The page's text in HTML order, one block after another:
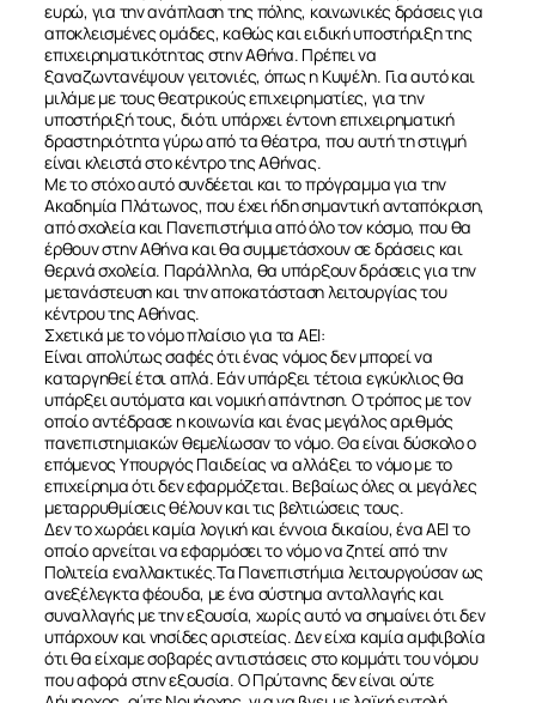
ευρώ, για την ανάπλαση της πόλης, κοινωνικές δράσεις για
αποκλεισμένες ομάδες, καθώς και ειδική υποστήριξη της
επιχειρηματικότητας στην Αθήνα. Πρέπει να
ξαναζωντανέψουν γειτονιές, όπως η Κυψέλη. Για αυτό και
μιλάμε με τους θεατρικούς επιχειρηματίες, για την
υποστήριξή τους, διότι υπάρχει έντονη επιχειρηματική
δραστηριότητα γύρω από τα θέατρα, που αυτή τη στιγμή
είναι κλειστά στο κέντρο της Αθήνας.
Με το στόχο αυτό συνδέεται και το πρόγραμμα για την
Ακαδημία Πλάτωνος, που έχει ήδη σημαντική ανταπόκριση,
από σχολεία και Πανεπιστήμια από όλο τον κόσμο, που θα
έρθουν στην Αθήνα και θα συμμετάσχουν σε δράσεις και
θερινά σχολεία. Παράλληλα, θα υπάρξουν δράσεις για την
μετανάστευση και την αποκατάσταση λειτουργίας του
κέντρου της Αθήνας.
Σχετικά με το νόμο πλαίσιο για τα ΑΕΙ:
Είναι απολύτως σαφές ότι ένας νόμος δεν μπορεί να
καταργηθεί έτσι απλά. Εάν υπάρξει τέτοια εγκύκλιος θα
υπάρξει αυτόματα και νομική απάντηση. Ο τρόπος με τον
οποίο αντέδρασε η κοινωνία και ένας μεγάλος αριθμός
πανεπιστημιακών θεμελίωσαν το νόμο. Θα είναι δύσκολο ο
επόμενος Υπουργός Παιδείας να αλλάξει το νόμο με το
επιχείρημα ότι δεν εφαρμόζεται. Βεβαίως όλες οι μεγάλες
μεταρρυθμίσεις θέλουν και τις βελτιώσεις τους.
Δεν το χωράει καμία λογική και έννοια δικαίου, ένα ΑΕΙ το
οποίο αρνείται να εφαρμόσει το νόμο να ζητεί από την
Πολιτεία εναλλακτικές.Τα Πανεπιστήμια λειτουργούσαν ως
ανεξέλεγκτα φέουδα, με ένα σύστημα ανταλλαγής και
συναλλαγής με την εξουσία, χωρίς αυτό να σημαίνει ότι δεν
υπάρχουν και νησίδες αριστείας. Δεν είχα καμία αμφιβολία
ότι θα είχαμε σοβαρές αντιστάσεις στο κομμάτι του νόμου
που αφορά στην εξουσία. Ο Πρύτανης δεν είναι ούτε